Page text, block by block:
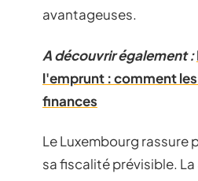
avantageuses.
A découvrir également :
l'emprunt : comment
finances
Le Luxembourg rassure
sa fiscalité prévisible.